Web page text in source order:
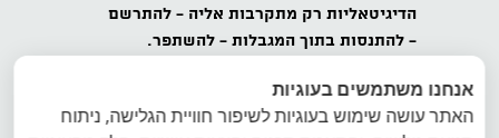
הדיגיטאליות רק מתקרבות אליה - להתרשם
- להתנסות בתוך המגבלות - להשתפר.
כל הזכויות שמורות לאינטרפוטו, לומוגרפיה
ישראל, ט.ל.ח.
אנחנו משתמשים בעוגיות
האתר עושה שימוש בעוגיות לשיפור חוויית הגלישה, ניתוח